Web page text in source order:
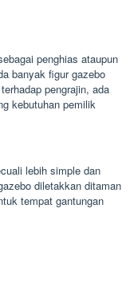
penghias ataupun
banyak figur gazebo
pengrajin, ada
kebutuhan pemilik
lebih simple dan
diletakkan ditaman
tempat gantungan